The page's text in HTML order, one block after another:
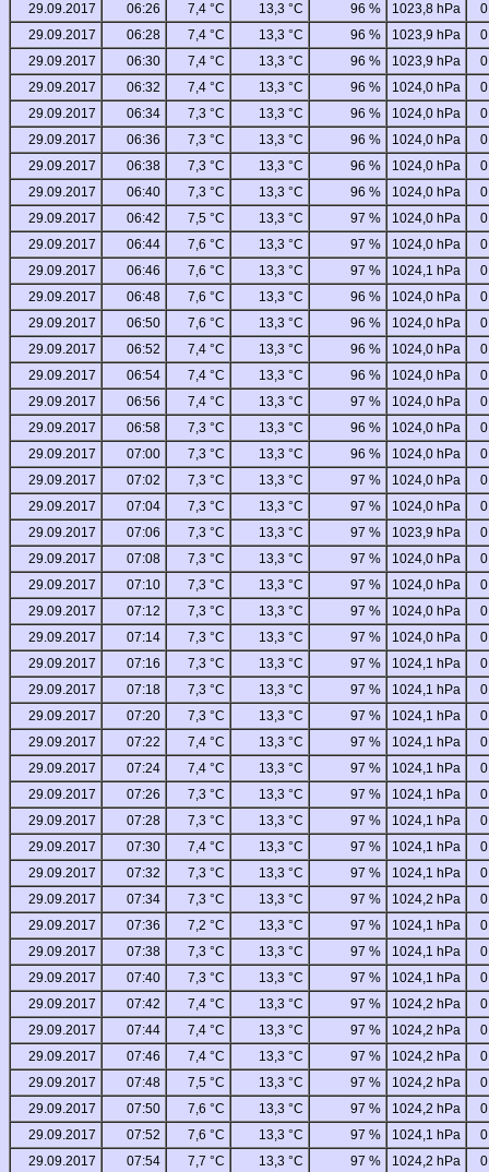
29.09.2017
06:26 7,4 °C 13,3 °C 96 % 1023,8 hPa
29.09.2017
06:28 7,4 °C 13,3 °C 96 % 1023,9 hPa
29.09.2017
06:30 7,4 °C 13,3 °C 96 % 1023,9 hPa
29.09.2017
06:32 7,4 °C 13,3 °C 96 % 1024,0 hPa
29.09.2017
06:34 7,3 °C 13,3 °C 96 % 1024,0 hPa
29.09.2017
06:36 7,3 °C 13,3 °C 96 % 1024,0 hPa
29.09.2017
06:38 7,3 °C 13,3 °C 96 % 1024,0 hPa
29.09.2017
06:40 7,3 °C 13,3 °C 96 % 1024,0 hPa
29.09.2017
06:42 7,5 °C 13,3 °C 97 % 1024,0 hPa
29.09.2017
06:44 7,6 °C 13,3 °C 97 % 1024,0 hPa
29.09.2017
06:46 7,6 °C 13,3 °C 97 % 1024,1 hPa
29.09.2017
06:48 7,6 °C 13,3 °C 96 % 1024,0 hPa
29.09.2017
06:50 7,6 °C 13,3 °C 96 % 1024,0 hPa
29.09.2017
06:52 7,4 °C 13,3 °C 96 % 1024,0 hPa
29.09.2017
06:54 7,4 °C 13,3 °C 96 % 1024,0 hPa
29.09.2017
06:56 7,4 °C 13,3 °C 97 % 1024,0 hPa
29.09.2017
06:58 7,3 °C 13,3 °C 96 % 1024,0 hPa
29.09.2017
07:00 7,3 °C 13,3 °C 96 % 1024,0 hPa
29.09.2017
07:02 7,3 °C 13,3 °C 97 % 1024,0 hPa
29.09.2017
07:04 7,3 °C 13,3 °C 97 % 1024,0 hPa
29.09.2017
07:06 7,3 °C 13,3 °C 97 % 1023,9 hPa
29.09.2017
07:08 7,3 °C 13,3 °C 97 % 1024,0 hPa
29.09.2017
07:10 7,3 °C 13,3 °C 97 % 1024,0 hPa
29.09.2017
07:12 7,3 °C 13,3 °C 97 % 1024,0 hPa
29.09.2017
07:14 7,3 °C 13,3 °C 97 % 1024,0 hPa
29.09.2017
07:16 7,3 °C 13,3 °C 97 % 1024,1 hPa
29.09.2017
07:18 7,3 °C 13,3 °C 97 % 1024,1 hPa
29.09.2017
07:20 7,3 °C 13,3 °C 97 % 1024,1 hPa
29.09.2017
07:22 7,4 °C 13,3 °C 97 % 1024,1 hPa
29.09.2017
07:24 7,4 °C 13,3 °C 97 % 1024,1 hPa
29.09.2017
07:26 7,3 °C 13,3 °C 97 % 1024,1 hPa
29.09.2017
07:28 7,3 °C 13,3 °C 97 % 1024,1 hPa
29.09.2017
07:30 7,4 °C 13,3 °C 97 % 1024,1 hPa
29.09.2017
07:32 7,3 °C 13,3 °C 97 % 1024,1 hPa
29.09.2017
07:34 7,3 °C 13,3 °C 97 % 1024,2 hPa
29.09.2017
07:36 7,2 °C 13,3 °C 97 % 1024,1 hPa
29.09.2017
07:38 7,3 °C 13,3 °C 97 % 1024,1 hPa
29.09.2017
07:40 7,3 °C 13,3 °C 97 % 1024,1 hPa
29.09.2017
07:42 7,4 °C 13,3 °C 97 % 1024,2 hPa
29.09.2017
07:44 7,4 °C 13,3 °C 97 % 1024,2 hPa
29.09.2017
07:46 7,4 °C 13,3 °C 97 % 1024,2 hPa
29.09.2017
07:48 7,5 °C 13,3 °C 97 % 1024,2 hPa
29.09.2017
07:50 7,6 °C 13,3 °C 97 % 1024,2 hPa
29.09.2017
07:52 7,6 °C 13,3 °C 97 % 1024,1 hPa
29.09.2017
07:54 7,7 °C 13,3 °C 97 % 1024,2 hPa